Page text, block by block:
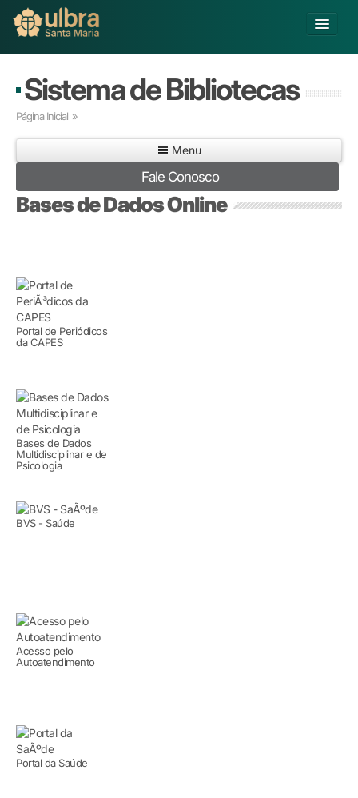
Buscar
Matricule-se
Educação Básica
Graduação
Extensão
Infraestrutura e Serviços
Inovação
Sistema de Bibliotecas
Página Inicial »
Menu
Fale Conosco
Bases de Dados Online
Portal de Periódicos
da CAPES
Bases de Dados
Multidisciplinar e de
Psicologia
BVS - Saúde
Acesso pelo
Autoatendimento
Portal da Saúde